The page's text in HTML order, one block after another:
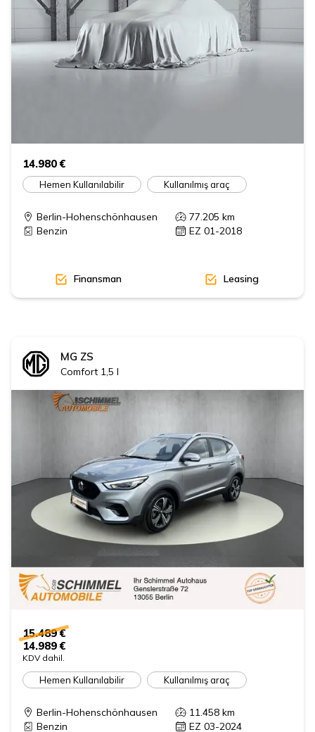
14.980 €
Hemen Kullanılabilir Kullanılmış araç
Berlin-Hohenschönhausen 77.205 km
Benzin
EZ 01-2018
Finansman Leasing
MG ZS
Comfort 1,5 l
15.489 €
14.989 €
KDV dahil.
Hemen Kullanılabilir Kullanılmış araç
Berlin-Hohenschönhausen 11.458 km
Benzin
EZ 03-2024